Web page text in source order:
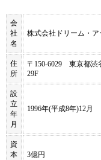
会
社
名
株式会社ドリーム・ア
住
所
〒150-6029 東京都渋
29F
設
立
年
月
1996年(平成8年)12月
資
本
3億円